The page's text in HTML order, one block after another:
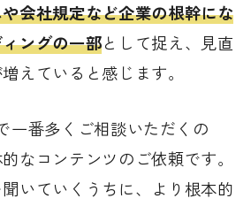
会社規定など企業の根幹にな
ングの一部として捉え、見直
えていると感じます。
番多くご相談いただくの
なコンテンツのご依頼です。
いていくうちに、より根本的